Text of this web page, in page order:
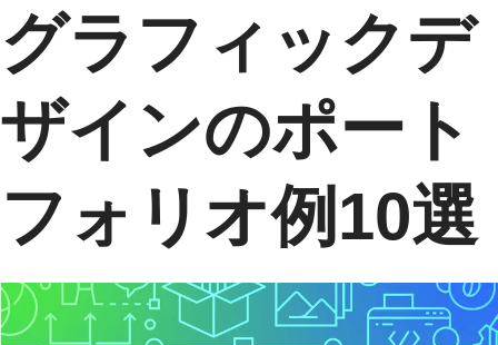
グラフィックデ
ザインのポート
フォリオ例10選